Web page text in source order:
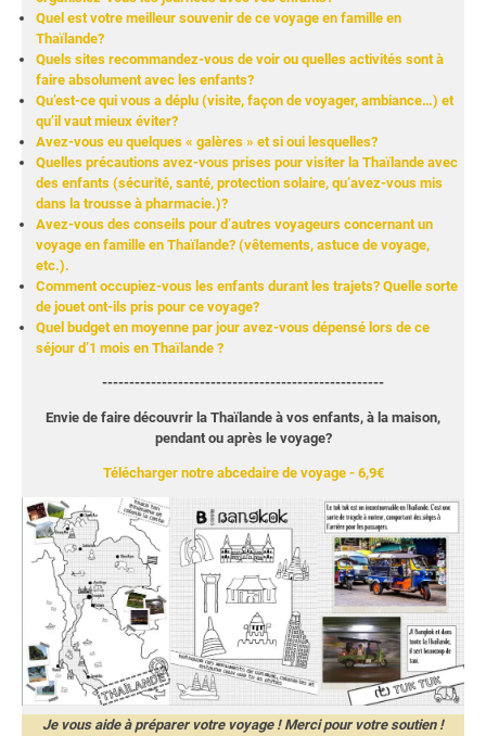
Quel est votre meilleur souvenir de ce voyage en famille en
Thaïlande?
Quels sites recommandez-vous de voir ou quelles activités sont à
faire absolument avec les enfants?
Qu’est-ce qui vous a déplu (visite, façon de voyager, ambiance…) et
qu’il vaut mieux éviter?
Avez-vous eu quelques « galères » et si oui lesquelles?
Quelles précautions avez-vous prises pour visiter la Thaïlande avec
des enfants (sécurité, santé, protection solaire, qu’avez-vous mis
dans la trousse à pharmacie.)?
Avez-vous des conseils pour d’autres voyageurs concernant un
voyage en famille en Thaïlande? (vêtements, astuce de voyage,
etc.).
Comment occupiez-vous les enfants durant les trajets? Quelle sorte
de jouet ont-ils pris pour ce voyage?
Quel budget en moyenne par jour avez-vous dépensé lors de ce
séjour d’1 mois en Thaïlande ?
----------------------------------------------------
Envie de faire découvrir la Thaïlande à vos enfants, à la maison,
pendant ou après le voyage?
Télécharger notre abcedaire de voyage - 6,9€
Je vous aide à préparer votre voyage ! Merci pour votre soutien !